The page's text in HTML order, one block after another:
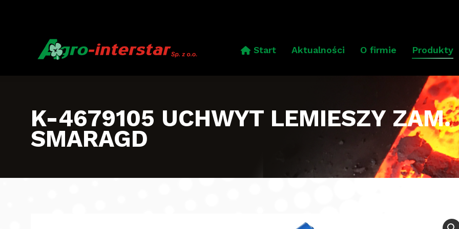
Start Aktualności O firmie Produkty
K-4679105 UCHWYT LEMIESZY ZAM.
SMARAGD